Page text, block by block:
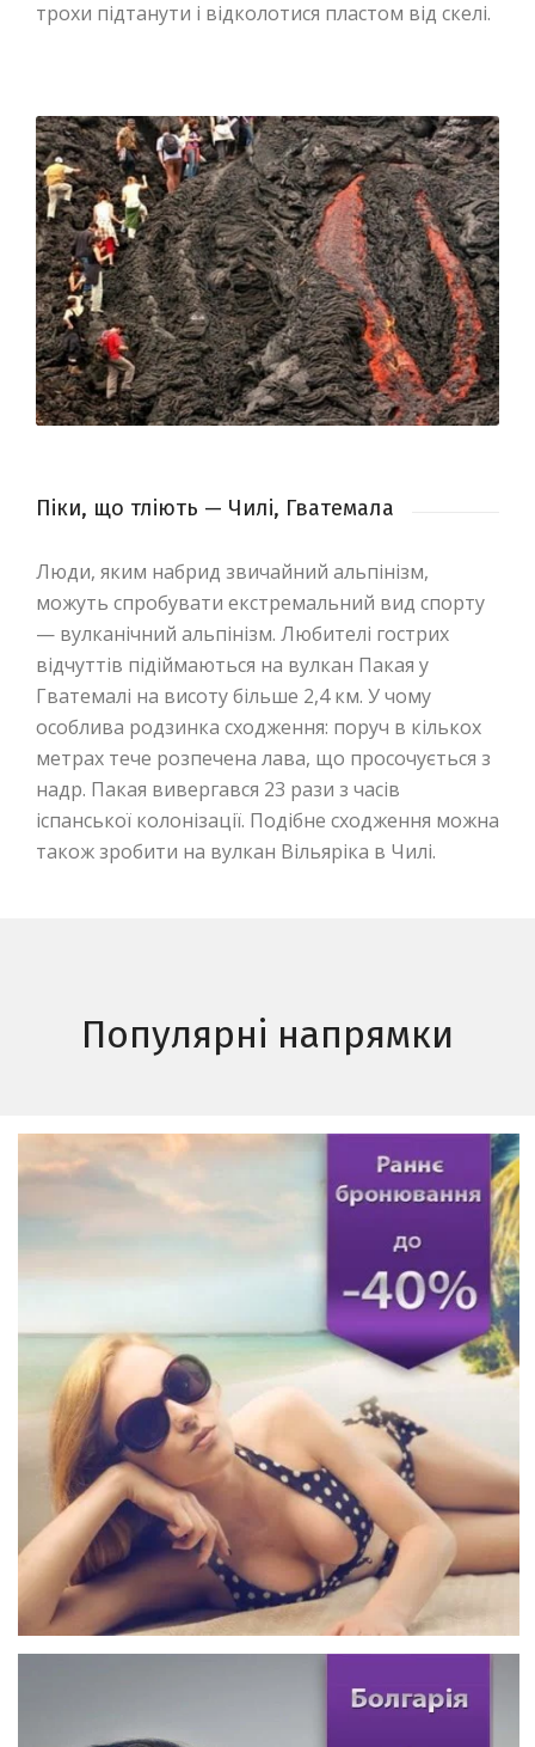
трохи підтанути і відколотися пластом від скелі.
Піки, що тліють — Чилі, Гватемала
Люди, яким набрид звичайний альпінізм,
можуть спробувати екстремальний вид спорту
— вулканічний альпінізм. Любителі гострих
відчуттів підіймаються на вулкан Пакая у
Гватемалі на висоту більше 2,4 км. У чому
особлива родзинка сходження: поруч в кількох
метрах тече розпечена лава, що просочується з
надр. Пакая вивергався 23 рази з часів
іспанської колонізації. Подібне сходження можна
також зробити на вулкан Вільяріка в Чилі.
Популярні напрямки